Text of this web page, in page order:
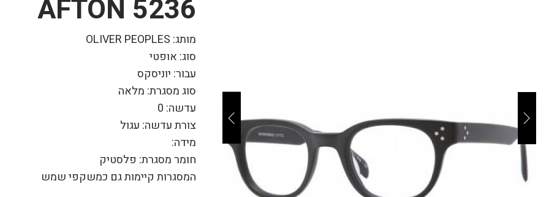
AFTON 5236
מותג: OLIVER PEOPLES
סוג: אופטי
עבור: יוניסקס
סוג מסגרת: מלאה
עדשה: 0
צורת עדשה: עגול
מידה:
חומר מסגרת: פלסטיק
המסגרות קיימות גם כמשקפי שמש